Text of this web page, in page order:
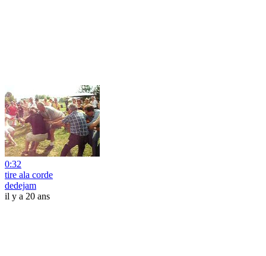
0:32
tire ala corde
dedejam
il y a 20 ans